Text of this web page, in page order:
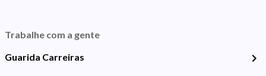
Trabalhe com a gente
Guarida Carreiras